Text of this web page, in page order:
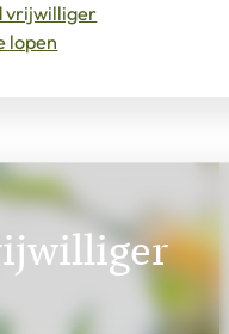
vrijwilliger
lopen